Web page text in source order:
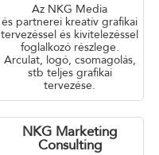
Az NKG Media
és partnerei kreatív grafikai
tervezéssel és kivitelezéssel
foglalkozó részlege.
Arculat, logó, csomagolás,
stb teljes grafikai
tervezése.
NKG Marketing
Consulting